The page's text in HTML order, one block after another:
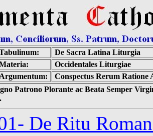
De Sacra Latina Liturgia
Occidentales Liturgiae
Argumentum:
Conspectus Rerum
Patrono Plorante ac Beata Semper
De Ritu